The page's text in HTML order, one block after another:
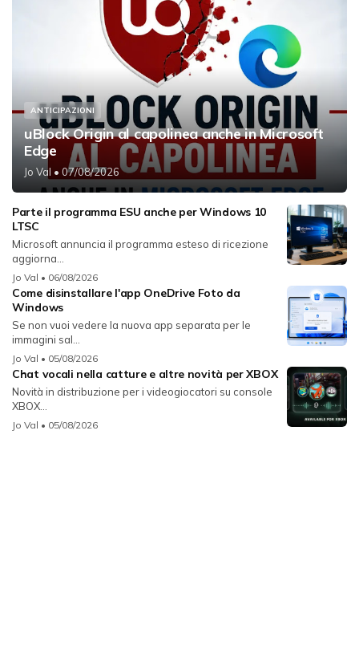
ANTICIPAZIONI
uBlock Origin al capolinea anche in Microsoft
Edge
Jo Val • 07/08/2026
Parte il programma ESU anche per Windows 10
LTSC
Microsoft annuncia il programma esteso di ricezione
aggiorna...
Jo Val • 06/08/2026
Come disinstallare l'app OneDrive Foto da
Windows
Se non vuoi vedere la nuova app separata per le
immagini sal...
Jo Val • 05/08/2026
Chat vocali nella catture e altre novità per XBOX
Novità in distribuzione per i videogiocatori su console
XBOX...
Jo Val • 05/08/2026